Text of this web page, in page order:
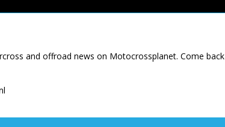
and offroad news on Motocrossplanet. Come back